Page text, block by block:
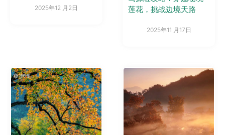
2025年12 月2日
莲花，挑战边境天路
2025年11 月17日